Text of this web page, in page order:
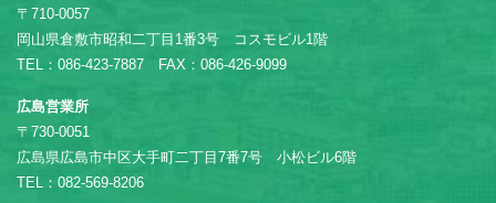
〒710-0057
岡山県倉敷市昭和二丁目1番3号 コスモビル1階
TEL：086-423-7887 FAX：086-426-9099
広島営業所
〒730-0051
広島県広島市中区大手町二丁目7番7号 小松ビル6階
TEL：082-569-8206